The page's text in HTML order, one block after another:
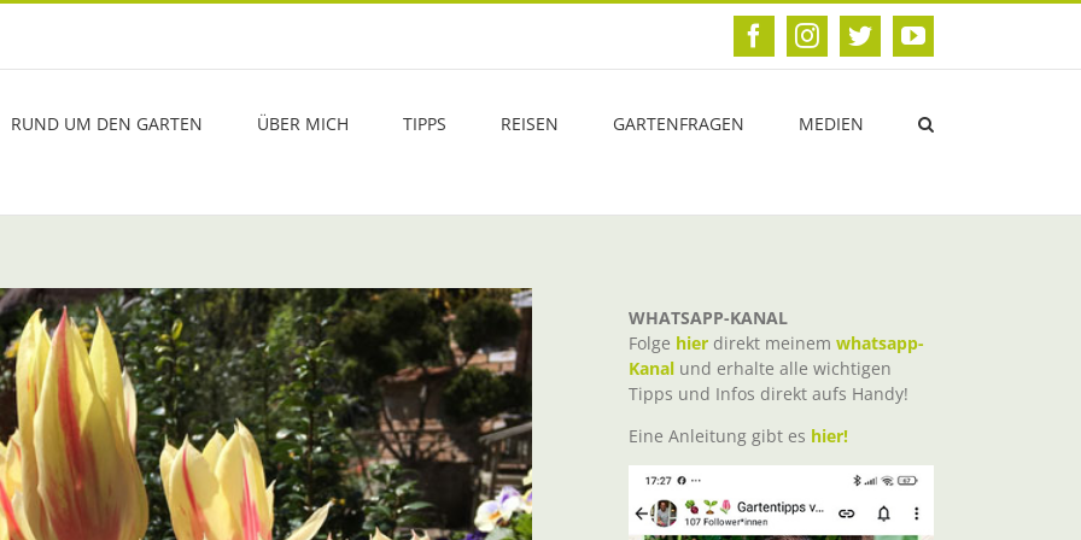
FacebookInstagram
TwitterYouTube
RUND UM DEN GARTEN ÜBER MICH TIPPS REISEN GARTENFRAGEN MEDIEN
WHATSAPP-KANAL
Folge hier direkt meinem whatsapp-
Kanal und erhalte alle wichtigen
Tipps und Infos direkt aufs Handy!
Eine Anleitung gibt es hier!